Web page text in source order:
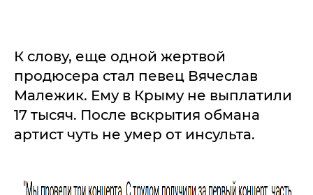
К слову, еще одной жертвой
продюсера стал певец Вячеслав
Малежик. Ему в Крыму не выплатили
17 тысяч. После вскрытия обмана
артист чуть не умер от инсульта.